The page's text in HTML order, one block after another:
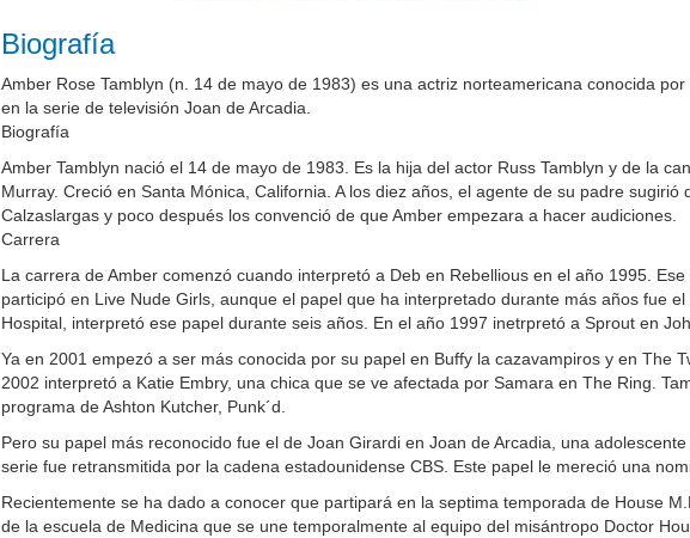
Biografía
Amber Rose Tamblyn (n. 14 de mayo de 1983) es una actriz norteamericana conocida
en la serie de televisión Joan de Arcadia.
Biografía
Amber Tamblyn nació el 14 de mayo de 1983. Es la hija del actor Russ Tamblyn y de la
Murray. Creció en Santa Mónica, California. A los diez años, el agente de su padre sugirió
Calzaslargas y poco después los convenció de que Amber empezara a hacer audiciones.
Carrera
La carrera de Amber comenzó cuando interpretó a Deb en Rebellious en el año 1995.
participó en Live Nude Girls, aunque el papel que ha interpretado durante más años fue
Hospital, interpretó ese papel durante seis años. En el año 1997 inetrpretó a Sprout en
Ya en 2001 empezó a ser más conocida por su papel en Buffy la cazavampiros y en The
2002 interpretó a Katie Embry, una chica que se ve afectada por Samara en The Ring.
programa de Ashton Kutcher, Punk´d.
Pero su papel más reconocido fue el de Joan Girardi en Joan de Arcadia, una
serie fue retransmitida por la cadena estadounidense CBS. Este papel le mereció una
Recientemente se ha dado a conocer que partipará en la septima temporada de House
de la escuela de Medicina que se une temporalmente al equipo del misántropo Doctor